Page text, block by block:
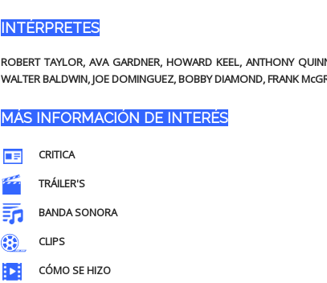
INTÉRPRETES
ROBERT TAYLOR, AVA GARDNER, HOWARD KEEL, ANTHONY
WALTER BALDWIN, JOE DOMINGUEZ, BOBBY DIAMOND, FRANK
MÁS INFORMACIÓN DE INTERÉS
CRITICA
TRÁILER'S
BANDA SONORA
CLIPS
CÓMO SE HIZO